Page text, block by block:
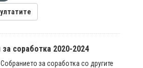
за соработка 2020-2024
за соработка со другите